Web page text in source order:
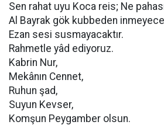
Sen rahat uyu Koca reis; Ne
Al Bayrak gök kubbeden
Ezan sesi susmayacaktır.
Rahmetle yâd ediyoruz.
Kabrin Nur,
Mekânın Cennet,
Ruhun şad,
Suyun Kevser,
Komşun Peygamber olsun.